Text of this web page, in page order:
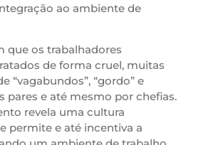
ao ambiente de
que os trabalhadores
de forma cruel, muitas
“vagabundos”, “gordo” e
pares e até mesmo por chefias.
revela uma cultura
permite e até incentiva a